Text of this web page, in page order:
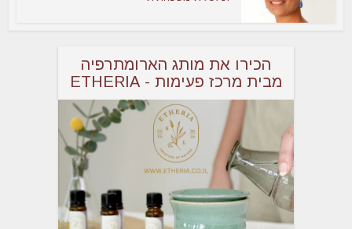
הכירו את מותג הארומתרפיה
מבית מרכז פעימות - ETHERIA